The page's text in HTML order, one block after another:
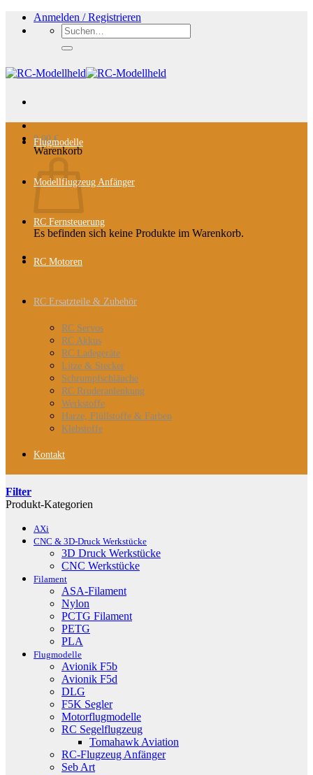
Zum
Inhalt
Anmelden / Registrieren
Suchen
nach:
0,00€
Warenkorb
Es befinden sich keine Produkte im Warenkorb.
Flugmodelle
Modellflugzeug Anfänger
RC Fernsteuerung
RC Motoren
RC Ersatzteile & Zubehör
RC Servos
RC Akkus
RC Ladegeräte
Litze & Stecker
Schrumpfschläuche
RC Rruderanlenkung
Werkstoffe
Harze, Flüllstoffe & Farben
Klebstoffe
Kontakt
Filter
Produkt-Kategorien
AXi
CNC & 3D-Druck Werkstücke
3D Druck Werkstücke
CNC Werkstücke
Filament
ASA-Filament
Nylon
PCTG Filament
PETG
PLA
Flugmodelle
Avionik F5b
Avionik F5d
DLG
F5K Segler
Motorflugmodelle
RC Segelflugzeug
Tomahawk Aviation
RC-Flugzeug Anfänger
Seb Art